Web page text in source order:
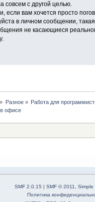
совсем с другой целью.
если вам хочется просто
в личном сообщении,
не касающиеся
» Разное» Работа для
в офисе
SMF 2.0.15 | SMF © 2011
Simple
Политика